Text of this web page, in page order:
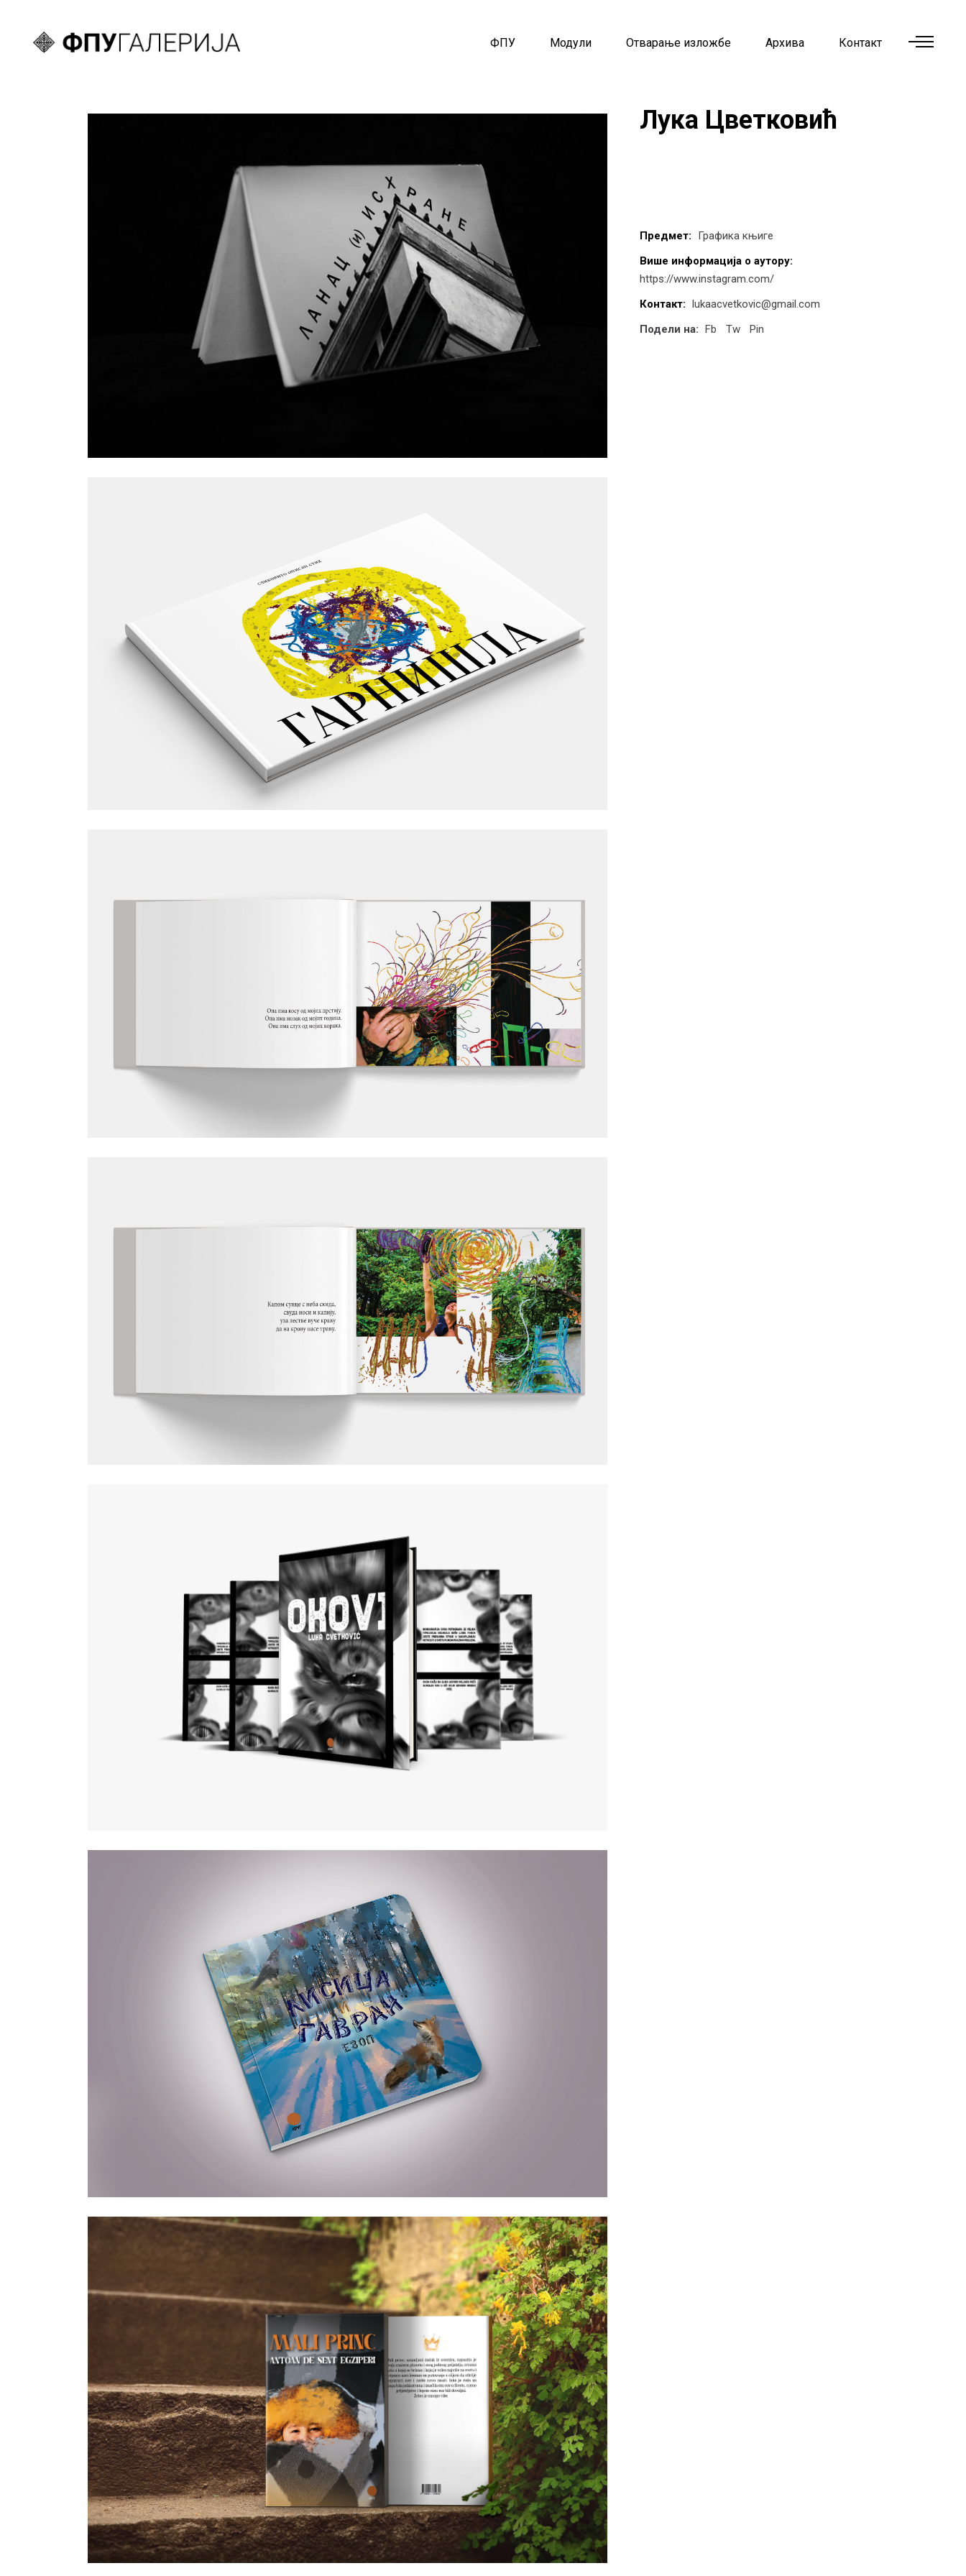
ФПУ Модули Отварање изложбе Архива Контакт
Лука Цветковић
Предмет:
Графика књиге
Више информација о аутору:
https://www.instagram.com/
Контакт: lukaacvetkovic@gmail.com
Подели на: Fb Tw Pin